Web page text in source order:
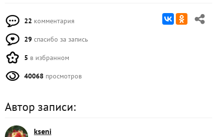
22 комментария
29 спасибо за запись
5 в избранном
40068 просмотров
Автор записи:
kseni